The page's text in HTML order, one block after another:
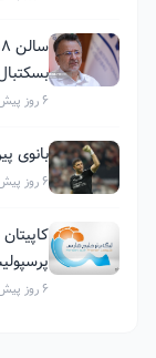
6 روز پیش
بانوی
6 روز پیش
6 روز پیش